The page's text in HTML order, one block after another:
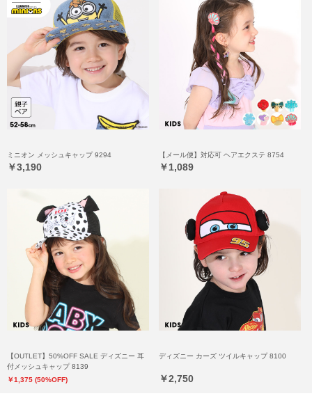
ミニオン メッシュキャップ 9294
￥3,190
【メール便】対応可 ヘアエクステ 8754
￥1,089
【OUTLET】50%OFF SALE ディズニー 耳
付メッシュキャップ 8139
￥1,375 (50%OFF)
ディズニー カーズ ツイルキャップ 8100
￥2,750